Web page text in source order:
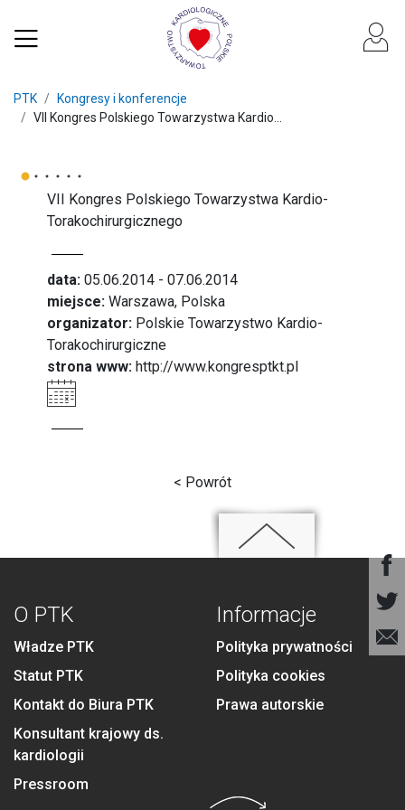
PTK
Kongresy i konferencje
VII Kongres Polskiego Towarzystwa Kardio...
VII Kongres Polskiego Towarzystwa Kardio-
Torakochirurgicznego
data: 05.06.2014 - 07.06.2014
miejsce: Warszawa, Polska
organizator: Polskie Towarzystwo Kardio-
Torakochirurgiczne
strona www: http://www.kongresptkt.pl
< Powrót
O PTK
Władze PTK
Statut PTK
Kontakt do Biura PTK
Konsultant krajowy ds.
kardiologii
Pressroom
Informacje
Polityka prywatności
Polityka cookies
Prawa autorskie